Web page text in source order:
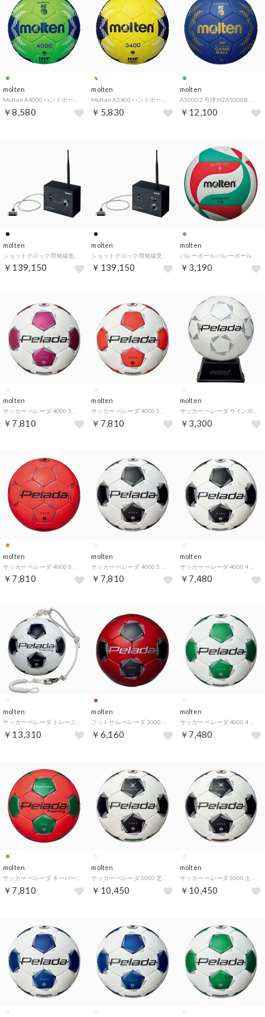
molten
Molten A4000 ハンドボール 2 号 H2A4000GB （-）
￥8,580
molten
Molten A3400 ハンドボール 2 号 H2A3400YN （-）
￥5,830
molten
A5000 2 号球 H2A5000B （ブルー×ゴールド）
￥12,100
molten
￥139,150
molten
￥139,150
molten
￥3,190
molten
サッカー ペレーダ 4000 5号 白マゼンダ ホワイト 5号 検定球 公式球 サッカーボール フットボール グラウンド 中 （ホワイト）
￥7,810
molten
サッカー ペレーダ 4000 5号 白オレンジ ホワイト 5号 検定球 公式球 サッカーボール フットボール グラウンド 中 （ホワイト）
￥7,810
molten
サッカー ペレーダ サインボール 2号球 全白 ホワイト サインボール ディスプレイ 寄せ書き 卒部 卒団 卒部式 卒業 （ホワイト）
￥3,300
molten
￥7,810
molten
￥7,810
molten
￥7,480
molten
サッカー ペレーダ トレーニング テッサー F5K9300 （ホワイト）
￥13,310
molten
フットサル ペレーダ 3000 フットサル 赤黒 F9K3000RK （メタリックレッド）
￥6,160
molten
サッカー ペレーダ 4000 4 号 白緑 F4K4000WG （ホワイト）
￥7,480
molten
￥7,810
molten
￥10,450
molten
￥10,450